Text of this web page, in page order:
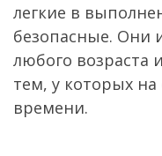
легкие в
безопасные. Они
любого возраста
тем, у которых на
времени.